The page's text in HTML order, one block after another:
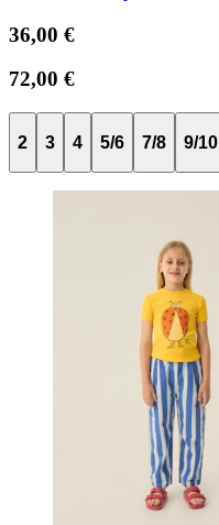
36,00 €
72,00 €
2 3 4 5/6 7/8 9/10